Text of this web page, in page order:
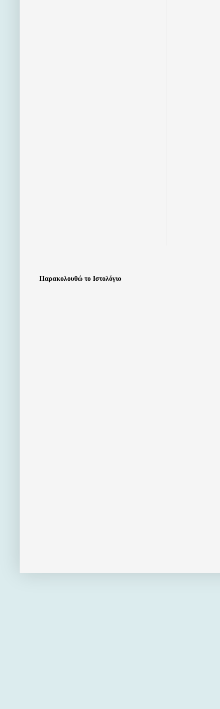
Παρακολουθώ το Ιστολόγιο